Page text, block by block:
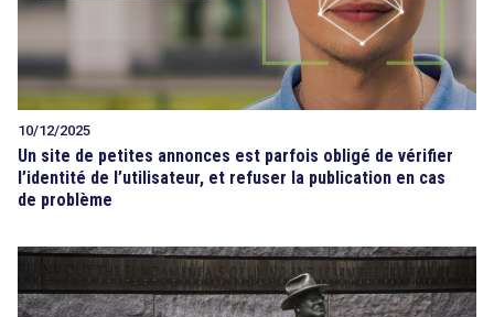
10/12/2025
Un site de petites annonces est parfois obligé de vérifier
l’identité de l’utilisateur, et refuser la publication en cas
de problème